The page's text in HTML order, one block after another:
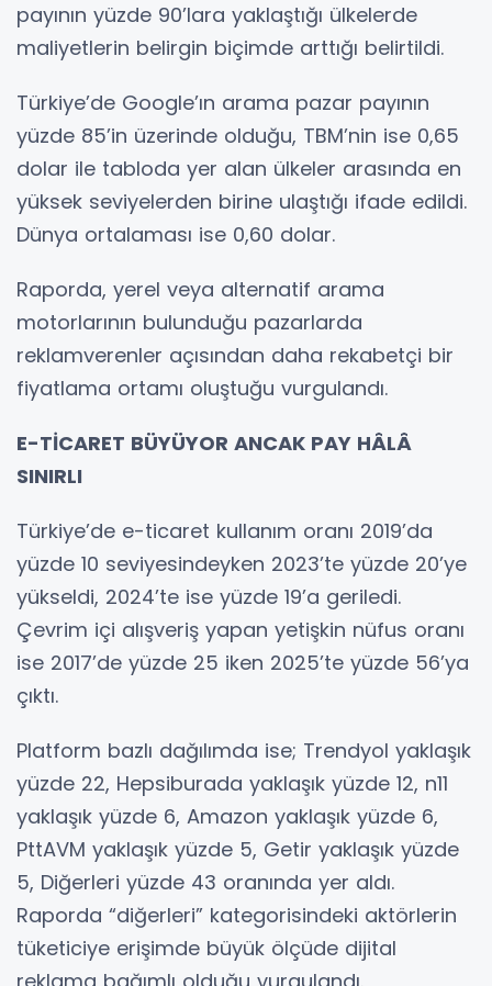
payının yüzde 90’lara yaklaştığı ülkelerde
maliyetlerin belirgin biçimde arttığı belirtildi.
Türkiye’de Google’ın arama pazar payının
yüzde 85’in üzerinde olduğu, TBM’nin ise 0,65
dolar ile tabloda yer alan ülkeler arasında en
yüksek seviyelerden birine ulaştığı ifade edildi.
Dünya ortalaması ise 0,60 dolar.
Raporda, yerel veya alternatif arama
motorlarının bulunduğu pazarlarda
reklamverenler açısından daha rekabetçi bir
fiyatlama ortamı oluştuğu vurgulandı.
E-TİCARET BÜYÜYOR ANCAK PAY HÂLÂ
SINIRLI
Türkiye’de e-ticaret kullanım oranı 2019’da
yüzde 10 seviyesindeyken 2023’te yüzde 20’ye
yükseldi, 2024’te ise yüzde 19’a geriledi.
Çevrim içi alışveriş yapan yetişkin nüfus oranı
ise 2017’de yüzde 25 iken 2025’te yüzde 56’ya
çıktı.
Platform bazlı dağılımda ise; Trendyol yaklaşık
yüzde 22, Hepsiburada yaklaşık yüzde 12, n11
yaklaşık yüzde 6, Amazon yaklaşık yüzde 6,
PttAVM yaklaşık yüzde 5, Getir yaklaşık yüzde
5, Diğerleri yüzde 43 oranında yer aldı.
Raporda “diğerleri” kategorisindeki aktörlerin
tüketiciye erişimde büyük ölçüde dijital